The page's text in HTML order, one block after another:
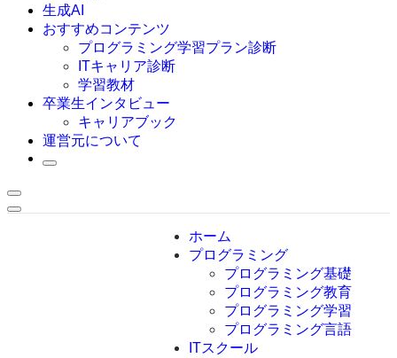
Swift
Ruby
その他言語
生成AI
おすすめコンテンツ
プログラミング学習プラン診断
ITキャリア診断
学習教材
卒業生インタビュー
キャリアブック
運営元について
ホーム
プログラミング
プログラミング基礎
プログラミング教育
プログラミング学習
プログラミング言語
ITスクール